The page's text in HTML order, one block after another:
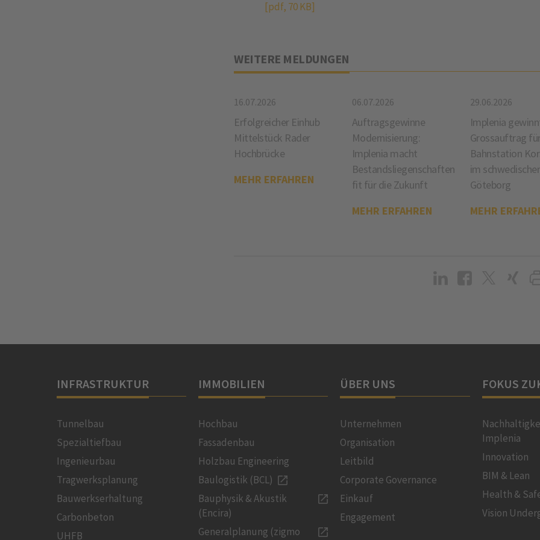
[pdf, 70 KB]
WEITERE MELDUNGEN
16.07.2026
Erfolgreicher Einhub
Mittelstück Rader
Hochbrücke
MEHR ERFAHREN
06.07.2026
Auftragsgewinne
Modernisierung:
Implenia macht
Bestandsliegenschaften
fit für die Zukunft
MEHR ERFAHREN
29.06.2026
Implenia
Grossauftrag
Bahnstation
im
Göteborg
MEHR
INFRASTRUKTUR
Tunnelbau
Spezialtiefbau
Ingenieurbau
Tragwerksplanung
Bauwerkserhaltung
Carbonbeton
UHFB
IMMOBILIEN
Hochbau
Fassadenbau
Holzbau Engineering
Baulogistik (BCL)
Bauphysik & Akustik
(Encira)
Generalplanung (zigmo
ÜBER UNS
Unternehmen
Organisation
Leitbild
Corporate Governance
Einkauf
Engagement
FOKUS
Implenia
Innovation
BIM & Lean
Health &
Vision